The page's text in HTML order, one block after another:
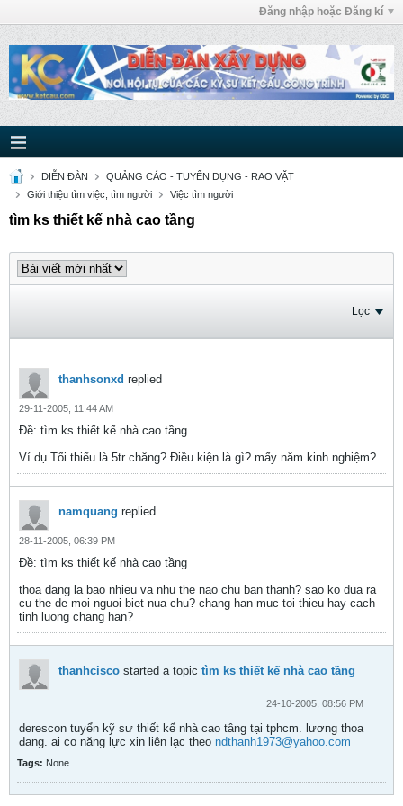
Đăng nhập hoặc Đăng kí
DIỄN ĐÀN
QUẢNG CÁO - TUYỂN DỤNG - RAO VẶT
Giới thiệu tìm việc, tìm người
Việc tìm người
tìm ks thiết kế nhà cao tầng
Lọc
thanhsonxd replied
29-11-2005, 11:44 AM
Ðề: tìm ks thiết kế nhà cao tầng
Ví dụ Tối thiểu là 5tr chăng? Điều kiện là gì? mấy năm kinh nghiệm?
namquang replied
28-11-2005, 06:39 PM
Ðề: tìm ks thiết kế nhà cao tầng
thoa dang la bao nhieu va nhu the nao chu ban thanh? sao ko dua ra
cu the de moi nguoi biet nua chu? chang han muc toi thieu hay cach
tinh luong chang han?
thanhcisco started a topic tìm ks thiết kế nhà cao tầng
24-10-2005, 08:56 PM
derescon tuyển kỹ sư thiết kế nhà cao tâng tại tphcm. lương thoa
đang. ai co năng lực xin liên lạc theo ndthanh1973@yahoo.com
Tags: None